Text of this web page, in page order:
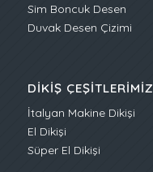
Sim Boncuk Desen
Duvak Desen Çizimi
DIKIŞ ÇEŞITLERIMIZ
İtalyan Makine Dikişi
El Dikişi
Süper El Dikişi